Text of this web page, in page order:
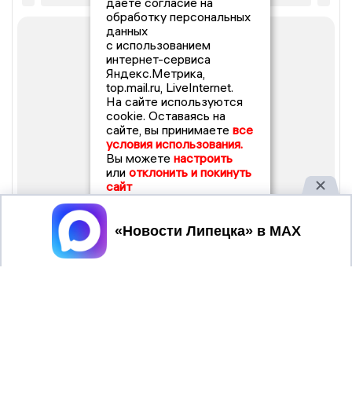
обработку персональных
данных
с использованием
интернет-сервиса
Яндекс.Метрика,
top.mail.ru, LiveInternet.
На сайте используются
cookie. Оставаясь на
сайте, вы принимаете все
условия использования.
Вы можете настроить
или отклонить и покинуть
сайт
Принять